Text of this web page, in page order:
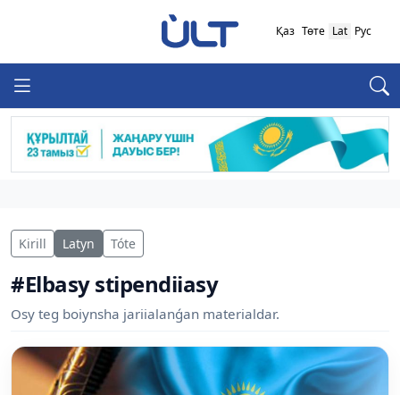
Қаз Төте Lat Рус
Kirill Latyn Tóte
#Elbasy stipendiiasy
Osy teg boiynsha jariialanǵan materialdar.